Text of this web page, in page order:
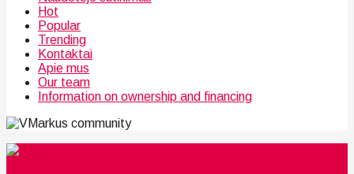
Hot
Popular
Trending
Kontaktai
Apie mus
Our team
Information on ownership and financing
community